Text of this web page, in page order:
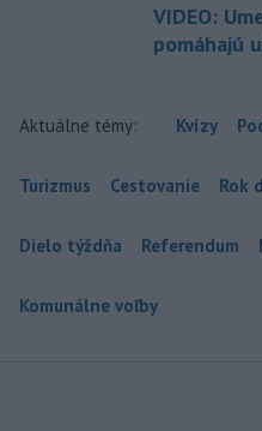
VIDEO:
pomáhajú
Aktuálne témy: Kvízy
Turizmus Cestovanie Rok
Dielo týždňa Referendum
Komunálne voľby